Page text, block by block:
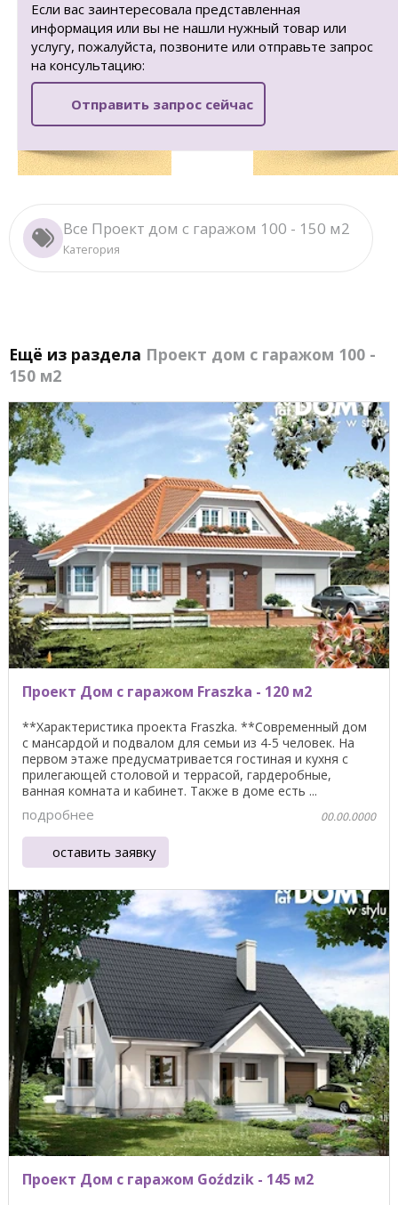
Если вас заинтересовала представленная
информация или вы не нашли нужный товар или
услугу, пожалуйста, позвоните или отправьте запрос
на консультацию:
Отправить запрос сейчас
Все Проект дом с гаражом 100 - 150 м2
Категория
Ещё из раздела Проект дом с гаражом 100 -
150 м2
Проект Дом с гаражом Fraszka - 120 м2
**Характеристика проекта Fraszka. **Современный дом
с мансардой и подвалом для семьи из 4-5 человек. На
первом этаже предусматривается гостиная и кухня с
прилегающей столовой и террасой, гардеробные,
ванная комната и кабинет. Также в доме есть ...
подробнее 00.00.0000
оставить заявку
Проект Дом с гаражом Goździk - 145 м2